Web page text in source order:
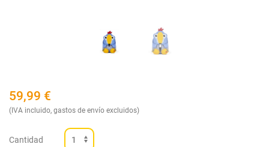
59,99 €
(IVA incluido, gastos de envío excluidos)
Cantidad